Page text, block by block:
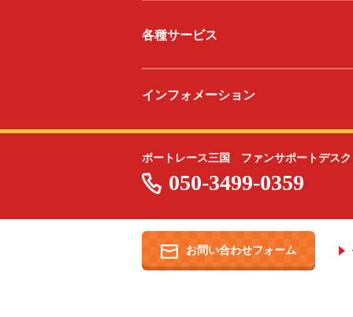
各種サービス
インフォメーション
ボートレース三国 ファンサポートデスク
050-3499-0359
お問い合わせフォーム